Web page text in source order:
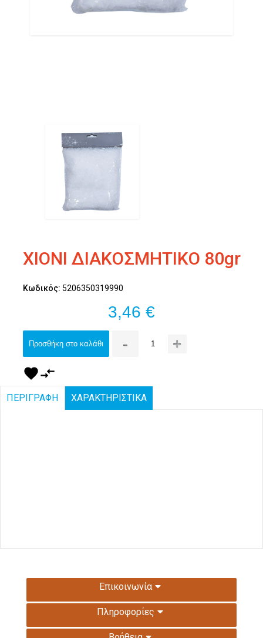
ΧΙΟΝΙ ΔΙΑΚΟΣΜΗΤΙΚΟ 80gr
Κωδικός: 5206350319990
3,46 €
Προσθήκη στο καλάθι - +
favoritecompare_arrows
ΠΕΡΙΓΡΑΦΗ ΧΑΡΑΚΤΗΡΙΣΤΙΚΑ
Επικοινωνία
Πληροφορίες